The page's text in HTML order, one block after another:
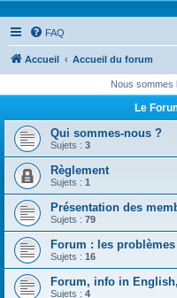
FAQ
Accueil Accueil du forum
Nous sommes
Le
Qui sommes-nous ?
Sujets : 3
Règlement
Sujets : 1
Présentation des
Sujets : 79
Forum : les
Sujets : 16
Forum, info in
Sujets : 4